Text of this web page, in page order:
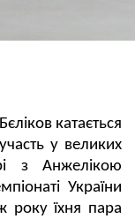
катається
у великих
з Анжелікою
України
року їхня пара